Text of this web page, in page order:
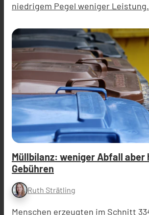
niedrigem Pegel weniger Leistung.
Müllbilanz: weniger Abfall aber
Gebühren
Ruth Strätling
Menschen erzeugten im Schnitt